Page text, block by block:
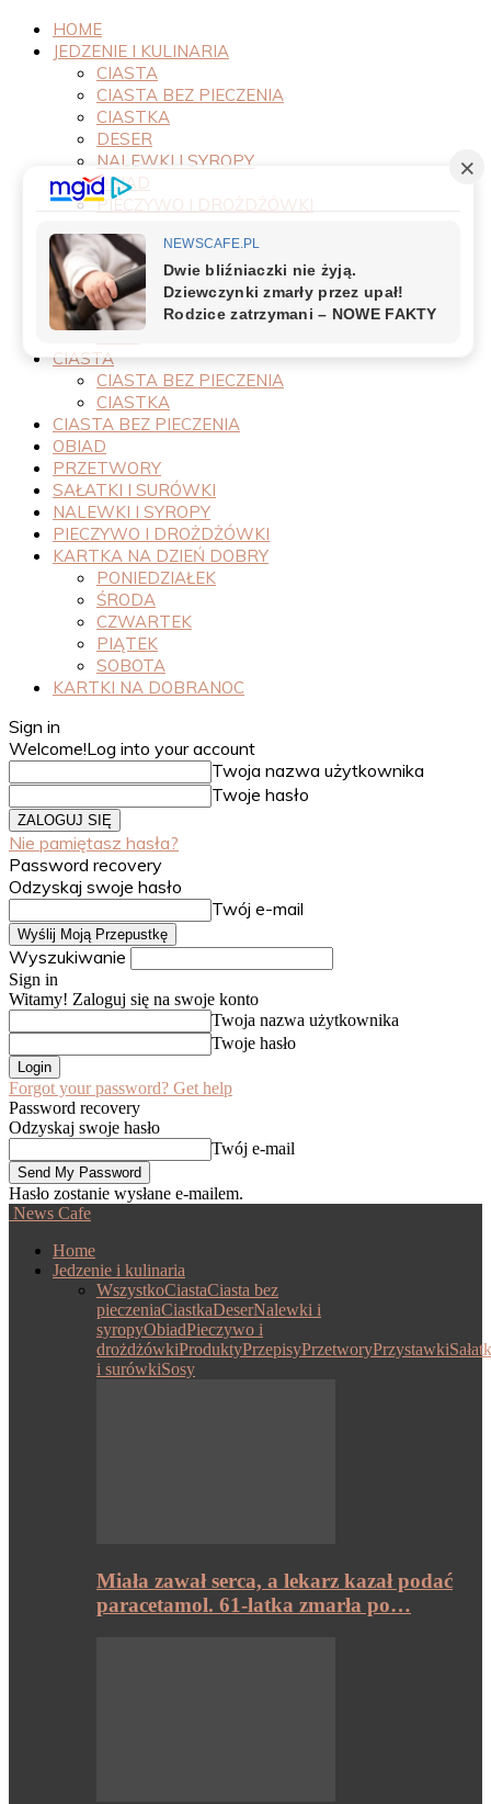
HOME
JEDZENIE I KULINARIA
CIASTA
CIASTA BEZ PIECZENIA
CIASTKA
DESER
NALEWKI I SYROPY
OBIAD
PIECZYWO I DROŻDŻÓWKI
PRZEPISY
PRZETWORY
PRZYSTAWKI
SAŁATKI I SURÓWKI
SOSY
CIASTA
CIASTA BEZ PIECZENIA
CIASTKA
CIASTA BEZ PIECZENIA
OBIAD
PRZETWORY
SAŁATKI I SURÓWKI
NALEWKI I SYROPY
PIECZYWO I DROŻDŻÓWKI
KARTKA NA DZIEŃ DOBRY
PONIEDZIAŁEK
ŚRODA
CZWARTEK
PIĄTEK
SOBOTA
KARTKI NA DOBRANOC
Sign in
Welcome!Log into your account
Twoja nazwa użytkownika
Twoje hasło
Nie pamiętasz hasła?
Password recovery
Odzyskaj swoje hasło
Twój e-mail
Wyszukiwanie
Sign in
Witamy! Zaloguj się na swoje konto
Twoja nazwa użytkownika
Twoje hasło
Forgot your password? Get help
Password recovery
Odzyskaj swoje hasło
Twój e-mail
Hasło zostanie wysłane e-mailem.
News Cafe
Home
Jedzenie i kulinaria
WszystkoCiastaCiasta bez
pieczeniaCiastkaDeserNalewki i
syropyObiadPieczywo i
drożdżówkiProduktyPrzepisyPrzetworyPrzystawki
i surówkiSosy
Miała zawał serca, a lekarz kazał podać
paracetamol. 61-latka zmarła po…